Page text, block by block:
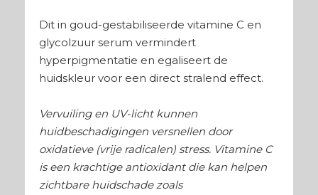
Dit in goud-gestabiliseerde vitamine C en
glycolzuur serum vermindert
hyperpigmentatie en egaliseert de
huidskleur voor een direct stralend effect.
Vervuiling en UV-licht kunnen
huidbeschadigingen versnellen door
oxidatieve (vrije radicalen) stress. Vitamine C
is een krachtige antioxidant die kan helpen
zichtbare huidschade zoals